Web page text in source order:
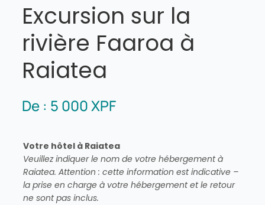
Excursion sur la
rivière Faaroa à
Raiatea
De : 5 000XPF
Votre hôtel à Raiatea
Veuillez indiquer le nom de votre hébergement à
Raiatea. Attention : cette information est indicative –
la prise en charge à votre hébergement et le retour
ne sont pas inclus.